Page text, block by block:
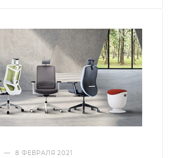
— 8 ФЕВРАЛЯ 2021